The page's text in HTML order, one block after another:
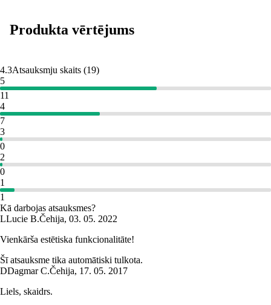
Produkta vērtējums
4.3Atsauksmju skaits (19)
5
11
4
7
3
0
2
0
1
1
Kā darbojas atsauksmes?
LLucie B.Čehija, 03. 05. 2022
Vienkārša estētiska funkcionalitāte!
Šī atsauksme tika automātiski tulkota.
DDagmar C.Čehija, 17. 05. 2017
Liels, skaidrs.